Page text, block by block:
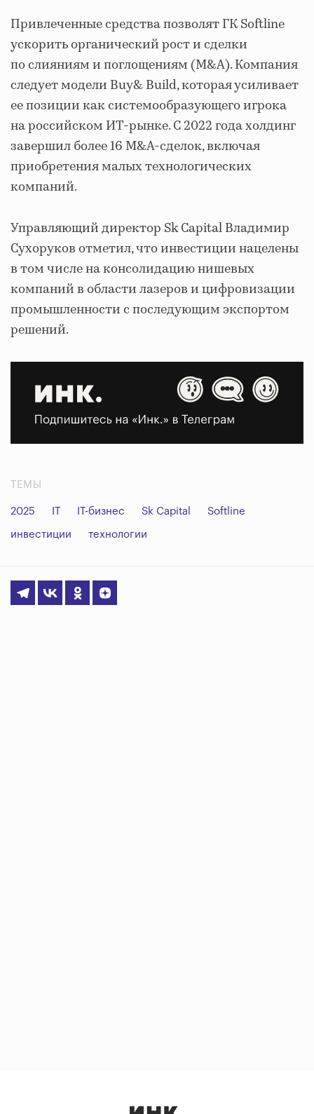
Привлеченные средства позволят ГК Softline
ускорить органический рост и сделки
по слияниям и поглощениям (M&A). Компания
следует модели Buy& Build, которая усиливает
ее позиции как системообразующего игрока
на российском ИТ-рынке. С 2022 года холдинг
завершил более 16 M&A-сделок, включая
приобретения малых технологических
компаний.
Управляющий директор Sk Capital Владимир
Сухоруков отметил, что инвестиции нацелены
в том числе на консолидацию нишевых
компаний в области лазеров и цифровизации
промышленности с последующим экспортом
решений.
ТЕМЫ
2025 IT-бизнес Sk Capital Softline
инвестиции технологии